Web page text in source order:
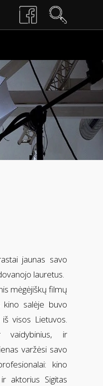
jaunas savo
lauretus.
mėgėjiškų filmų
kino salėje buvo
visos Lietuvos.
vaidybinius, ir
varžėsi savo
kino
aktorius Sigitas